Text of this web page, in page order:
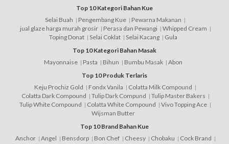
yang bisa dimanfaatkan untuk mengolah dan menyiapkan makanan.
perlengkapan dapur seperti berikut ini:
• Set pisau merupakan perlengkapan pertama yang dibutuhkan di
mengupas, dan juga berbagai hal lainnya sehingga memudahkan untuk
memasak. Akan lebih baik untuk memilih jenis pisau set yang sudah
mempunyai tempatnya sendiri dan terdiri dari beberapa pisau sehingga
bisa membuatnya terlihat rapi apabila ditata dengan perabot dapur
lainnya.
• Talenan merupakan produk selanjutnya yang digunakan untuk alas
• Penanak nasi seperti rice cooker merupakan pilihan alat dapur
modern yang memudahkan untuk membuat nasi.
Top 10 Kategori Bahan Kue
Selai Buah
Pengembang Kue
Pewarna Makanan
jual glaze harga murah grosir
Perasa dan Pewangi
Whipped Cream
Toping Donat
Selai Coklat Selai Kacang
Gula
Top 10 Kategori Bahan Masak
Mayonnaise
Pasta Bihun Bumbu Masak
Abon
Top 10 Produk Terlaris
Keju Prochiz Gold
Fondx Vanila
Colatta Milk Compound
Colatta Dark Compound
Tulip Dark Compund
Tulip Master Bakers
Tulip White Compound
Colatta White Compound
Vivo Topping Ace
Wijsman Butter
Top 10 Brand Bahan Kue
Anchor
Angel Bensdorp Bon Chef Cheesy Chobaku
Cock Brand